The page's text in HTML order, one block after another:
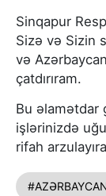
Sinqapur
Sizə və Sizin
və
çatdırıram.
Bu əlamətdar
işlərinizdə
rifah